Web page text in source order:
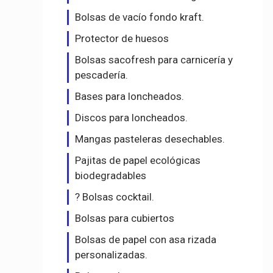
Bolsas de vacío fondo kraft.
Protector de huesos
Bolsas sacofresh para carnicería y
pescadería.
Bases para loncheados.
Discos para loncheados.
Mangas pasteleras desechables.
Pajitas de papel ecológicas
biodegradables
? Bolsas cocktail.
Bolsas para cubiertos
Bolsas de papel con asa rizada
personalizadas.